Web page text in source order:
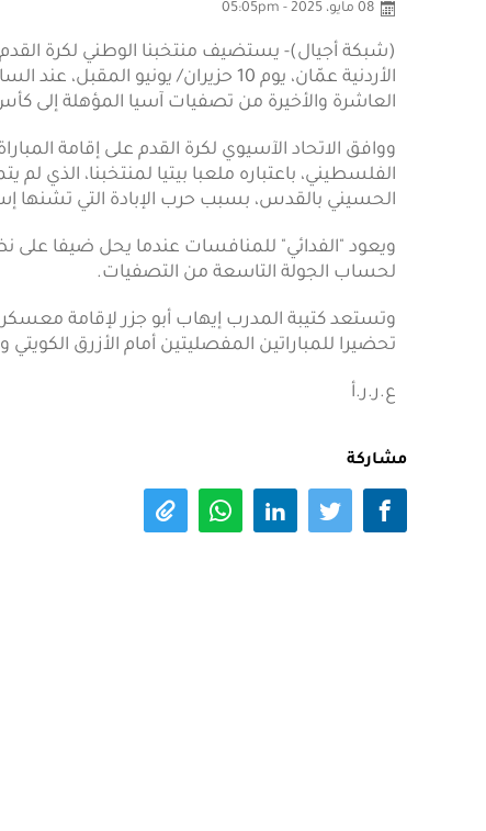
08 مايو، 2025 - 05:05pm
(شبكة أجيال)- يستضيف منتخبنا الوطني لكرة
العاشرة والأخيرة من تصفيات آسيا المؤهلة إلى كأس
ووافق الاتحاد الآسيوي لكرة القدم على إقامة
الفلسطيني، باعتباره ملعبا بيتيا لمنتخبنا،
الحسيني بالقدس، بسبب حرب الإبادة التي تشنها
لحساب الجولة التاسعة من التصفيات.
وتستعد كتيبة المدرب إيهاب أبو جزر لإقامة معسكر
تحضيرا للمباراتين المفصليتين أمام الأزرق الكويتي
ع.ر.ر.أ
مشاركة